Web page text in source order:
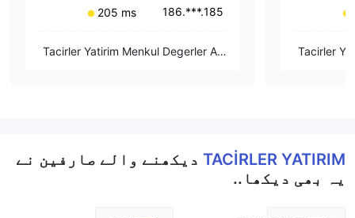
185.***.186
205 ms
Tacirler Yatirim Menkul Degerler A.
Tacirler
TACİRLER YATIRIM دیکھنے والے صارفین نے
یہ بھی دیکھا..